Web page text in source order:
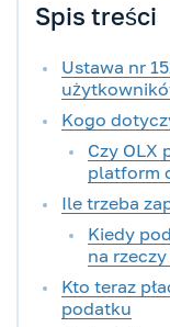
Spis treści
Ustawa nr
Kogo
Czy OLX
platform
Ile trzeba
Kiedy
na
Kto teraz
podatku